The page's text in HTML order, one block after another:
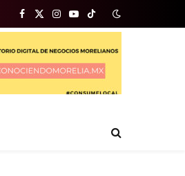
Facebook
X
(Twitter)
Instagram
YouTubeTikTok